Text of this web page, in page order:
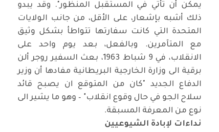
يمكن أن تأتي في المستقبل المنظور". وقد يبدو
ذلك أشبه بإشعار، على الأقل، من جانب الولايات
المتحدة التي كانت سفارتها تتواطأ بشكل وثيق
مع المتآمرين. وبالفعل، بعد يوم واحد على
الانقلاب، في 9 شباط 1963، بعث السفير روجر ألن
برقية الى وزارة الخارجية البريطانية مفادها أن وزير
الدفاع الجديد "كان من المتوقع ان يصبح قائد
سلاح الجو في حال وقوع انقلاب" – وهو ما يشير الى
نوع من المعرفة المسبقة.
نداءات لإبادة الشيوعيين